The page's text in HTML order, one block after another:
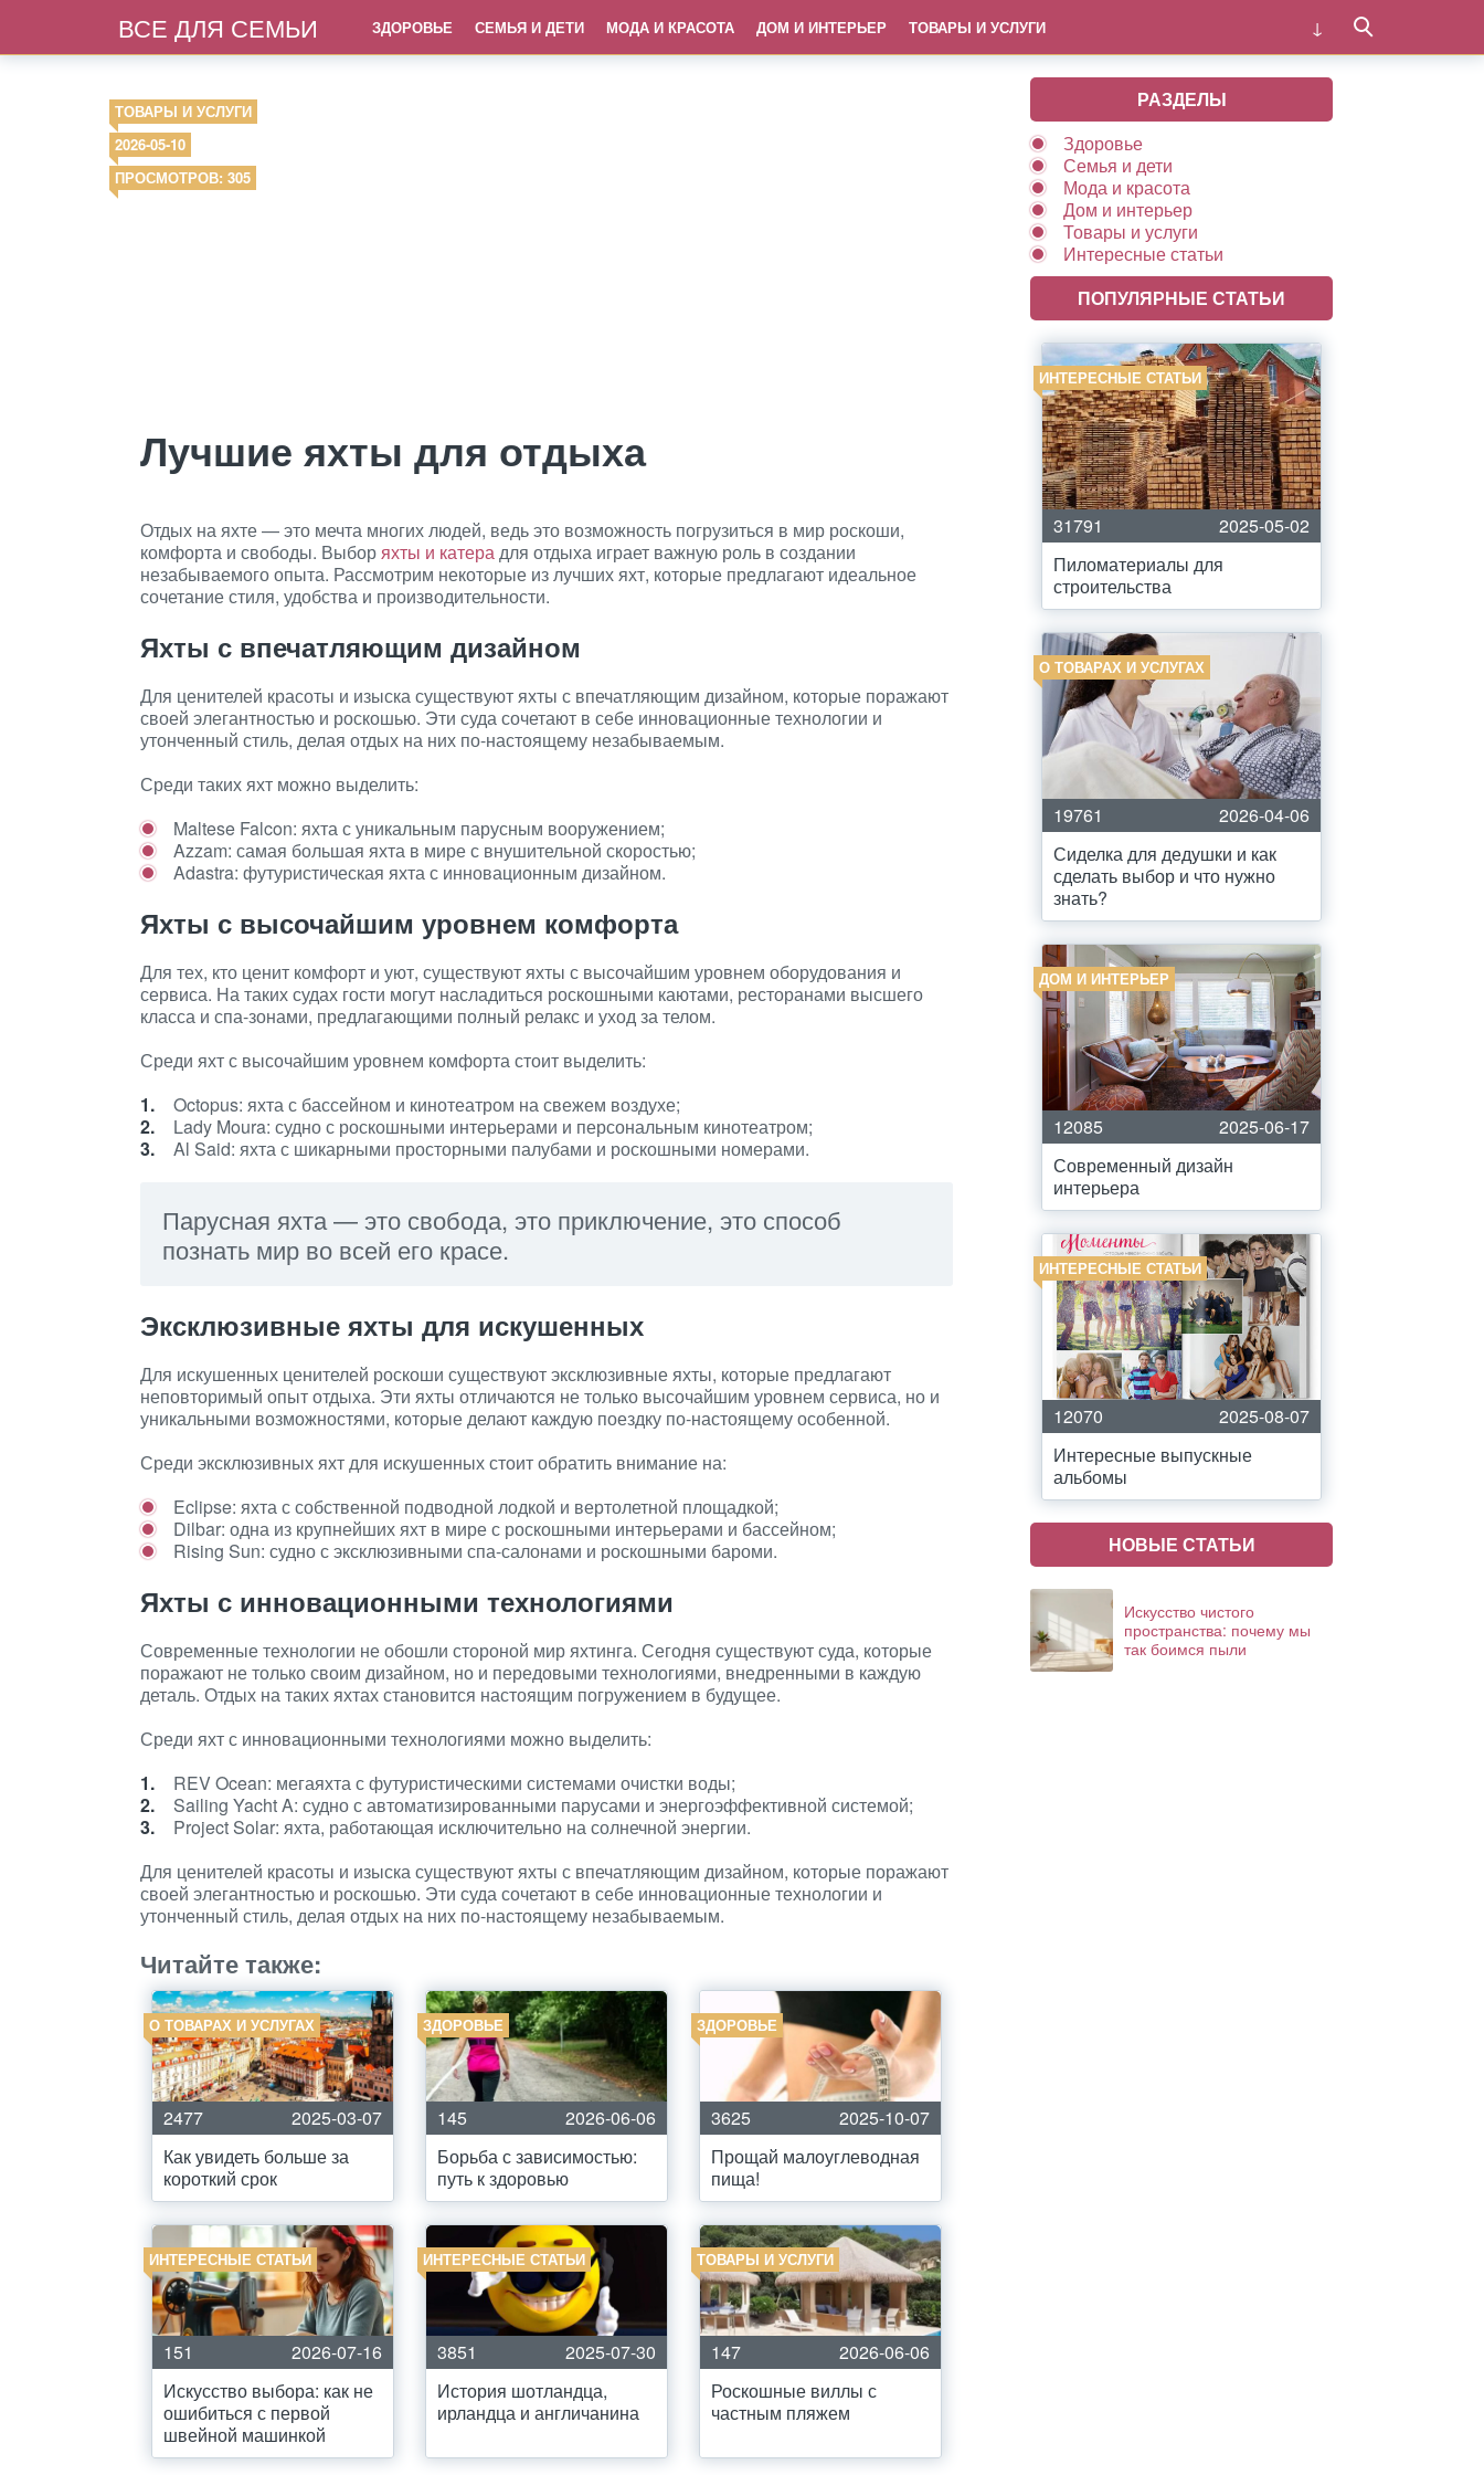
ВСЕ ДЛЯ СЕМЬИ ЗДОРОВЬЕ СЕМЬЯ И ДЕТИ МОДА И КРАСОТА ДОМ И ИНТЕРЬЕР ТОВАРЫ И УСЛУГИ
ТОВАРЫ И УСЛУГИ
2026-05-10
ПРОСМОТРОВ: 305
Лучшие яхты для отдыха
Отдых на яхте — это мечта многих людей, ведь это возможность погрузиться в мир роскоши,
комфорта и свободы. Выборяхты и катерадля отдыха играет важную роль в создании
незабываемого опыта. Рассмотрим некоторые из лучших яхт, которые предлагают идеальное
сочетание стиля, удобства и производительности.
Яхты с впечатляющим дизайном
Для ценителей красоты и изыска существуют яхты с впечатляющим дизайном, которые поражают
своей элегантностью и роскошью. Эти суда сочетают в себе инновационные технологии и
утонченный стиль, делая отдых на них по-настоящему незабываемым.
Среди таких яхт можно выделить:
Maltese Falcon: яхта с уникальным парусным вооружением;
Azzam: самая большая яхта в мире с внушительной скоростью;
Adastra: футуристическая яхта с инновационным дизайном.
Яхты с высочайшим уровнем комфорта
Для тех, кто ценит комфорт и уют, существуют яхты с высочайшим уровнем оборудования и
сервиса. На таких судах гости могут насладиться роскошными каютами, ресторанами высшего
класса и спа-зонами, предлагающими полный релакс и уход за телом.
Среди яхт с высочайшим уровнем комфорта стоит выделить:
Octopus: яхта с бассейном и кинотеатром на свежем воздухе;
Lady Moura: судно с роскошными интерьерами и персональным кинотеатром;
Al Said: яхта с шикарными просторными палубами и роскошными номерами.
Парусная яхта — это свобода, это приключение, это способ
познать мир во всей его красе.
Эксклюзивные яхты для искушенных
Для искушенных ценителей роскоши существуют эксклюзивные яхты, которые предлагают
неповторимый опыт отдыха. Эти яхты отличаются не только высочайшим уровнем сервиса, но и
уникальными возможностями, которые делают каждую поездку по-настоящему особенной.
Среди эксклюзивных яхт для искушенных стоит обратить внимание на:
Eclipse: яхта с собственной подводной лодкой и вертолетной площадкой;
Dilbar: одна из крупнейших яхт в мире с роскошными интерьерами и бассейном;
Rising Sun: судно с эксклюзивными спа-салонами и роскошными бароми.
Яхты с инновационными технологиями
Современные технологии не обошли стороной мир яхтинга. Сегодня существуют суда, которые
поражают не только своим дизайном, но и передовыми технологиями, внедренными в каждую
деталь. Отдых на таких яхтах становится настоящим погружением в будущее.
Среди яхт с инновационными технологиями можно выделить:
REV Ocean: мегаяхта с футуристическими системами очистки воды;
Sailing Yacht A: судно с автоматизированными парусами и энергоэффективной системой;
Project Solar: яхта, работающая исключительно на солнечной энергии.
Для ценителей красоты и изыска существуют яхты с впечатляющим дизайном, которые поражают
своей элегантностью и роскошью. Эти суда сочетают в себе инновационные технологии и
утонченный стиль, делая отдых на них по-настоящему незабываемым.
Читайте также:
О ТОВАРАХ И УСЛУГАХ
2477
2025-03-07
Как увидеть больше за
короткий срок
ЗДОРОВЬЕ
145
2026-06-06
Борьба с зависимостью:
путь к здоровью
ЗДОРОВЬЕ
3625
2025-10-07
Прощай малоуглеводная
пища!
ИНТЕРЕСНЫЕ СТАТЬИ
151
2026-07-16
Искусство выбора: как не
ошибиться с первой
швейной машинкой
ИНТЕРЕСНЫЕ СТАТЬИ
3851
2025-07-30
История шотландца,
ирландца и англичанина
ТОВАРЫ И УСЛУГИ
147
2026-06-06
Роскошные виллы с
частным пляжем
РАЗДЕЛЫ
Здоровье
Семья и дети
Мода и красота
Дом и интерьер
Товары и услуги
Интересные статьи
ПОПУЛЯРНЫЕ СТАТЬИ
ИНТЕРЕСНЫЕ СТАТЬИ
31791
2025-05-02
Пиломатериалы для
строительства
О ТОВАРАХ И УСЛУГАХ
19761
2026-04-06
Сиделка для дедушки и как
сделать выбор и что нужно
знать?
ДОМ И ИНТЕРЬЕР
12085
2025-06-17
Современный дизайн
интерьера
ИНТЕРЕСНЫЕ СТАТЬИ
12070
2025-08-07
Интересные выпускные
альбомы
НОВЫЕ СТАТЬИ
Искусство чистого
пространства: почему мы
так боимся пыли